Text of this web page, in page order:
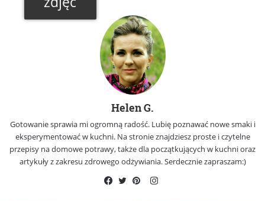
Helen G.
Gotowanie sprawia mi ogromną radość. Lubię poznawać nowe smaki i
eksperymentować w kuchni. Na stronie znajdziesz proste i czytelne
przepisy na domowe potrawy, także dla początkujących w kuchni oraz
artykuły z zakresu zdrowego odżywiania. Serdecznie zapraszam:)
Instagram